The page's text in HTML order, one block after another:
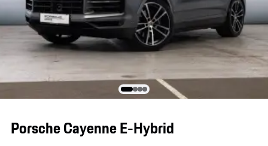
Porsche Cayenne E-Hybrid